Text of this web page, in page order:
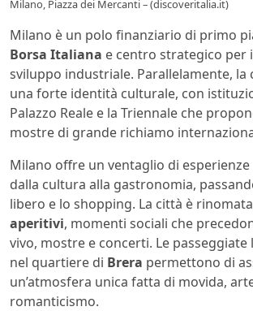
Milano, Piazza dei Mercanti – (discoveritalia.it)
Milano è un polo finanziario di primo
Borsa Italiana e centro strategico per
sviluppo industriale. Parallelamente, la
una forte identità culturale, con
Palazzo Reale e la Triennale che
mostre di grande richiamo
Milano offre un ventaglio di esperienze
dalla cultura alla gastronomia,
libero e lo shopping. La città è
aperitivi, momenti sociali che
vivo, mostre e concerti. Le passeggiate
nel quartiere di Brera permettono di
un’atmosfera unica fatta di movida,
romanticismo.